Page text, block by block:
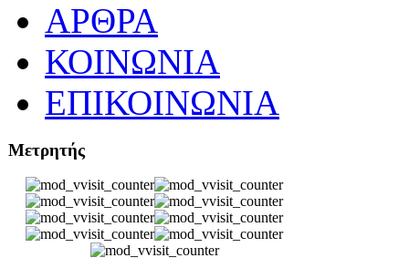
ΑΡΘΡΑ
ΚΟΙΝΩΝΙΑ
ΕΠΙΚΟΙΝΩΝΙΑ
Μετρητής